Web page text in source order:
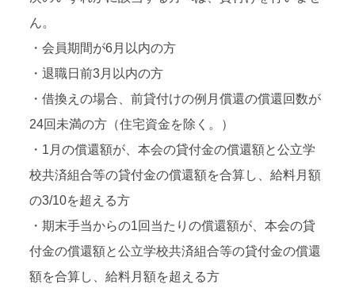
ん。
・会員期間が6月以内の方
・退職日前3月以内の方
・借換えの場合、前貸付けの例月償還の償還回数が
24回未満の方（住宅資金を除く。）
・1月の償還額が、本会の貸付金の償還額と公立学
校共済組合等の貸付金の償還額を合算し、給料月額
の3/10を超える方
・期末手当からの1回当たりの償還額が、本会の貸
付金の償還額と公立学校共済組合等の貸付金の償還
額を合算し、給料月額を超える方